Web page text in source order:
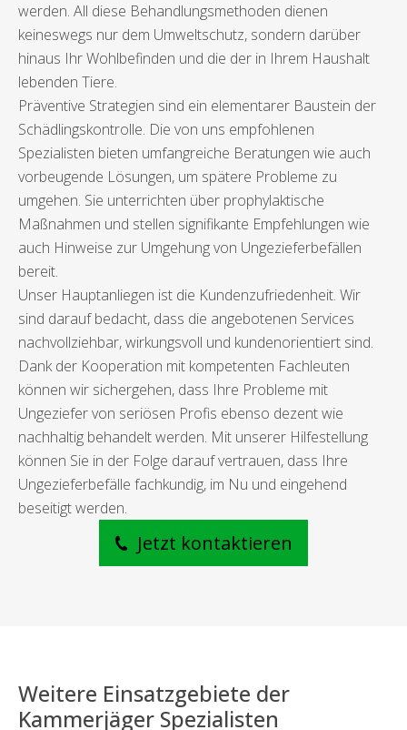
werden. All diese Behandlungsmethoden dienen
keineswegs nur dem Umweltschutz, sondern darüber
hinaus Ihr Wohlbefinden und die der in Ihrem Haushalt
lebenden Tiere.
Präventive Strategien sind ein elementarer Baustein der
Schädlingskontrolle. Die von uns empfohlenen
Spezialisten bieten umfangreiche Beratungen wie auch
vorbeugende Lösungen, um spätere Probleme zu
umgehen. Sie unterrichten über prophylaktische
Maßnahmen und stellen signifikante Empfehlungen wie
auch Hinweise zur Umgehung von Ungezieferbefällen
bereit.
Unser Hauptanliegen ist die Kundenzufriedenheit. Wir
sind darauf bedacht, dass die angebotenen Services
nachvollziehbar, wirkungsvoll und kundenorientiert sind.
Dank der Kooperation mit kompetenten Fachleuten
können wir sichergehen, dass Ihre Probleme mit
Ungeziefer von seriösen Profis ebenso dezent wie
nachhaltig behandelt werden. Mit unserer Hilfestellung
können Sie in der Folge darauf vertrauen, dass Ihre
Ungezieferbefälle fachkundig, im Nu und eingehend
beseitigt werden.
Jetzt kontaktieren
Weitere Einsatzgebiete der
Kammerjäger Spezialisten